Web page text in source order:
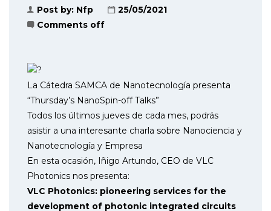
Post by: Nfp
25/05/2021
Comments off
La Cátedra SAMCA de Nanotecnología presenta
“Thursday’s NanoSpin-off Talks”
Todos los últimos jueves de cada mes, podrás
asistir a una interesante charla sobre Nanociencia y
Nanotecnología y Empresa
En esta ocasión, Iñigo Artundo, CEO de VLC
Photonics nos presenta:
VLC Photonics: pioneering services for the
development of photonic integrated circuits